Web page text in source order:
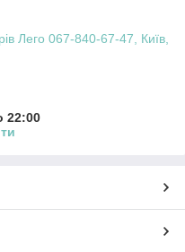
Лего 067-840-67-47, Київ,
22:00